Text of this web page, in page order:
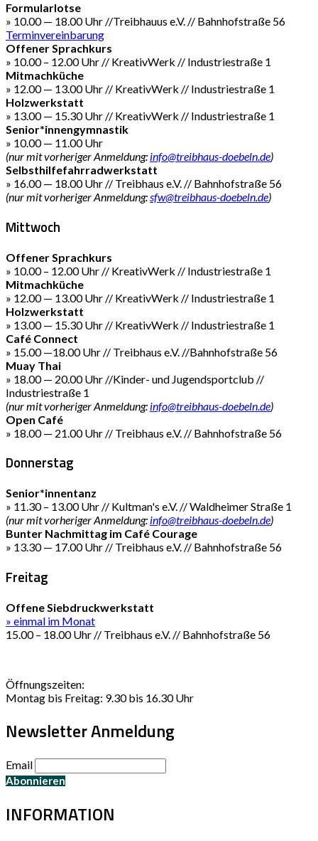
Formularlotse
» 10.00 — 18.00 Uhr //Treibhauus e.V. // Bahnhofstraße 56
Terminvereinbarung
Offener Sprachkurs
» 10.00 – 12.00 Uhr // KreativWerk // Industriestraße 1
Mitmachküche
» 12.00 — 13.00 Uhr // KreativWerk // Industriestraße 1
Holzwerkstatt
» 13.00 — 15.30 Uhr // KreativWerk // Industriestraße 1
Senior*innengymnastik
» 10.00 — 11.00 Uhr
(nur mit vorheriger Anmeldung: info@treibhaus-doebeln.de)
Selbsthilfefahrradwerkstatt
» 16.00 — 18.00 Uhr // Treibhaus e.V. // Bahnhofstraße 56
(nur mit vorheriger Anmeldung:sfw@treibhaus-doebeln.de)
Mittwoch
Offener Sprachkurs
» 10.00 – 12.00 Uhr // KreativWerk // Industriestraße 1
Mitmachküche
» 12.00 — 13.00 Uhr // KreativWerk // Industriestraße 1
Holzwerkstatt
» 13.00 — 15.30 Uhr // KreativWerk // Industriestraße 1
Café Connect
» 15.00 —18.00 Uhr // Treibhaus e.V. //Bahnhofstraße 56
Muay Thai
» 18.00 — 20.00 Uhr //Kinder- und Jugendsportclub //
Industriestraße 1
(nur mit vorheriger Anmeldung: info@treibhaus-doebeln.de)
Open Café
» 18.00 — 21.00 Uhr // Treibhaus e.V. // Bahnhofstraße 56
Donnerstag
Senior*innentanz
» 11.30 – 13.00 Uhr // Kultman's e.V. // Waldheimer Straße 1
(nur mit vorheriger Anmeldung: info@treibhaus-doebeln.de)
Bunter Nachmittag im Café Courage
» 13.30 — 17.00 Uhr // Treibhaus e.V. // Bahnhofstraße 56
Freitag
Offene Siebdruckwerkstatt
» einmal im Monat
15.00 – 18.00 Uhr // Treibhaus e.V. // Bahnhofstraße 56
Öffnungszeiten:
Montag bis Freitag: 9.30 bis 16.30 Uhr
Newsletter Anmeldung
Email
INFORMATION